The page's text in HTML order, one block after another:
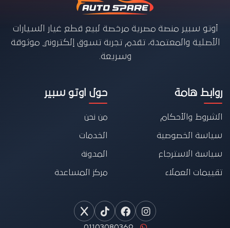
أوتو سبير منصة مصرية مرخصة لبيع قطع غيار السيارات
الأصلية والمعتمدة، تقدم تجربة تسوق إلكتروني موثوقة
وسريعة.
روابط هامة
الشروط والأحكام
سياسة الخصوصية
سياسة الاسترجاع
تقييمات العملاء
حول اوتو سبير
من نحن
الخدمات
المدونة
مركز المساعدة